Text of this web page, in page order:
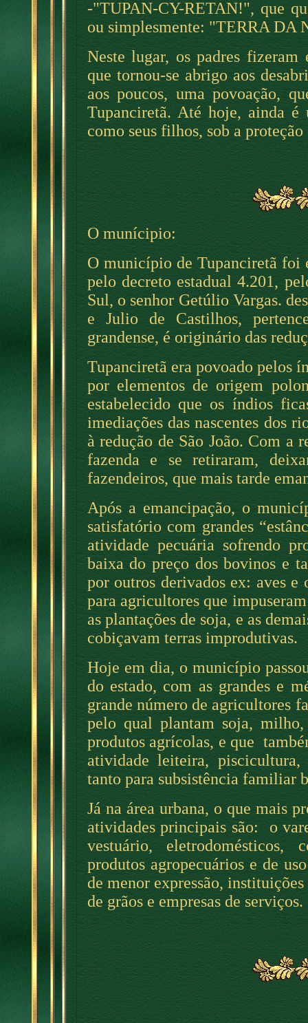
-"TUPAN-CY-RETAN!", que
ou simplesmente: "TERRA DA
Neste lugar, os padres
que tornou-se abrigo aos
aos poucos, uma povoação,
Tupanciretã. Até hoje, ainda é
como seus filhos, sob a proteção
O munícipio:
O município de Tupanciretã foi
pelo decreto estadual 4.201,
Sul, o senhor Getúlio Vargas.
e Julio de Castilhos,
grandense, é originário das
Tupanciretã era povoado pelos
por elementos de origem
estabelecido que os índios
imediações das nascentes dos
à redução de São João. Com a
fazenda e se retiraram,
fazendeiros, que mais tarde
Após a emancipação, o
satisfatório com grandes
atividade pecuária sofrendo
baixa do preço dos bovinos e
por outros derivados ex: aves e
para agricultores que
as plantações de soja, e as
cobiçavam terras improdutivas.
Hoje em dia, o município
do estado, com as grandes e
grande número de agricultores
pelo qual plantam soja,
produtos agrícolas, e que
atividade leiteira,
tanto para subsistência familiar
Já na área urbana, o que mais
atividades principais são: o
vestuário, eletrodomésticos,
produtos agropecuários e de
de menor expressão,
de grãos e empresas de serviços.